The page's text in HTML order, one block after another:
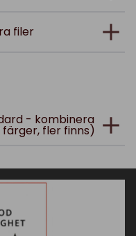
filer
- kombinera
fler finns)